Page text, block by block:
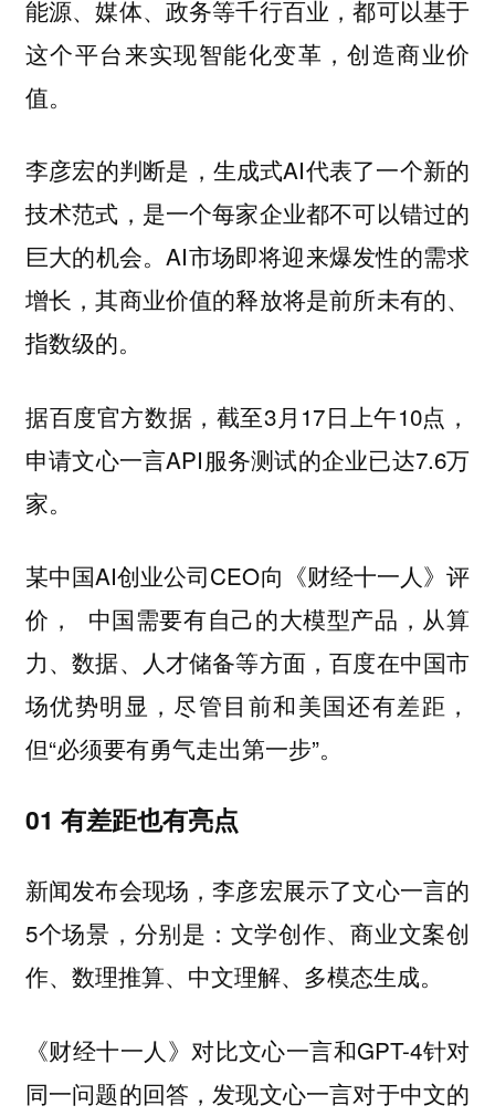
能源、媒体、政务等千行百业，都可以基于
这个平台来实现智能化变革，创造商业价
值。
李彦宏的判断是，生成式AI代表了一个新的
技术范式，是一个每家企业都不可以错过的
巨大的机会。AI市场即将迎来爆发性的需求
增长，其商业价值的释放将是前所未有的、
指数级的。
据百度官方数据，截至3月17日上午10点，
申请文心一言API服务测试的企业已达7.6万
家。
某中国AI创业公司CEO向《财经十一人》评
价， 中国需要有自己的大模型产品，从算
力、数据、人才储备等方面，百度在中国市
场优势明显，尽管目前和美国还有差距，
但“必须要有勇气走出第一步”。
01 有差距也有亮点
新闻发布会现场，李彦宏展示了文心一言的
5个场景，分别是： 文学创作、商业文案创
作、数理推算、中文理解、多模态生成。
《财经十一人》对比文心一言和GPT-4针对
同一问题的回答，发现文心一言对于中文的